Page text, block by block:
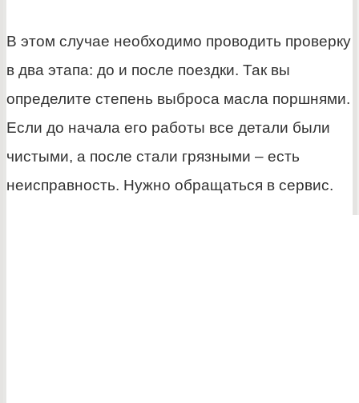
В этом случае необходимо проводить проверку
в два этапа: до и после поездки. Так вы
определите степень выброса масла поршнями.
Если до начала его работы все детали были
чистыми, а после стали грязными – есть
неисправность. Нужно обращаться в сервис.